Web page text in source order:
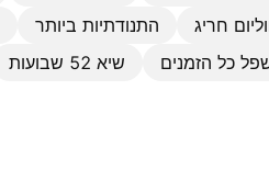
חריג התנודתיות ביותר
כל הזמנים שיא 52 שבועות